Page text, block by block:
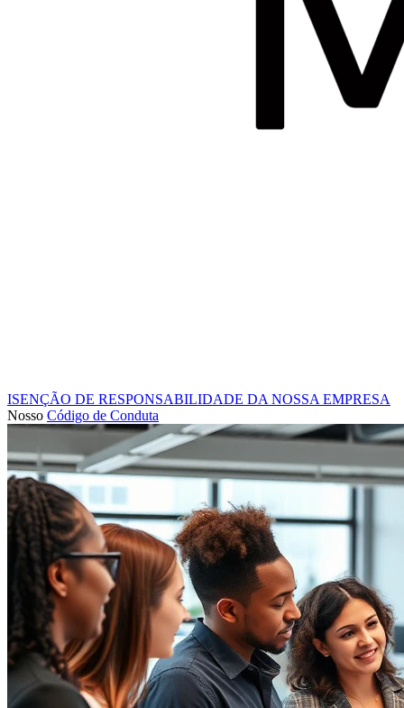
ISENÇÃO DE RESPONSABILIDADE DA NOSSA EMPRESA
Nosso Código de Conduta